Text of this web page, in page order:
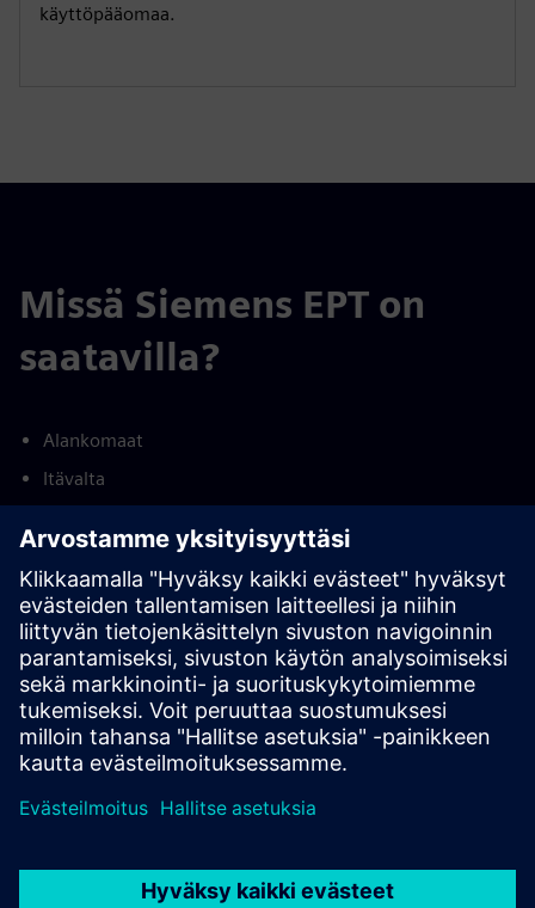
käyttöpääomaa.
Missä Siemens EPT on
saatavilla?
Alankomaat
Itävalta
Ranska
Ruotsi
Saksa
Suomi
Tanska
Yhdistynyt kuningaskunta